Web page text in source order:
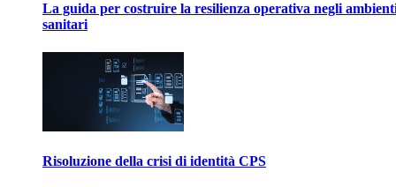
La guida per costruire la resilienza operativa negli
sanitari
Risoluzione della crisi di identità CPS